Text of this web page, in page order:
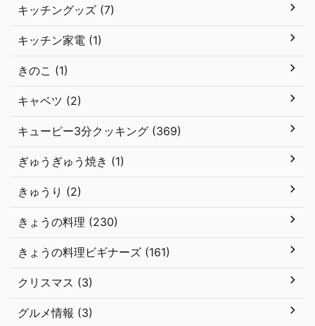
キッチングッズ (7)
キッチン家電 (1)
きのこ (1)
キャベツ (2)
キューピー3分クッキング (369)
ぎゅうぎゅう焼き (1)
きゅうり (2)
きょうの料理 (230)
きょうの料理ビギナーズ (161)
クリスマス (3)
グルメ情報 (3)